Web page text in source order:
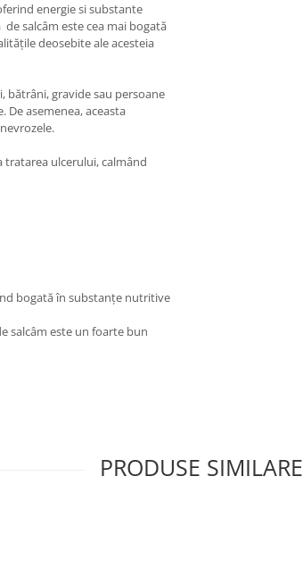
energie si substante
salcâm este cea mai bogată
deosebite ale acesteia
bătrâni, gravide sau persoane
asemenea, aceasta
tratarea ulcerului, calmând
bogată în substanțe nutritive
salcâm este un foarte bun
PRODUSE SIMILARE